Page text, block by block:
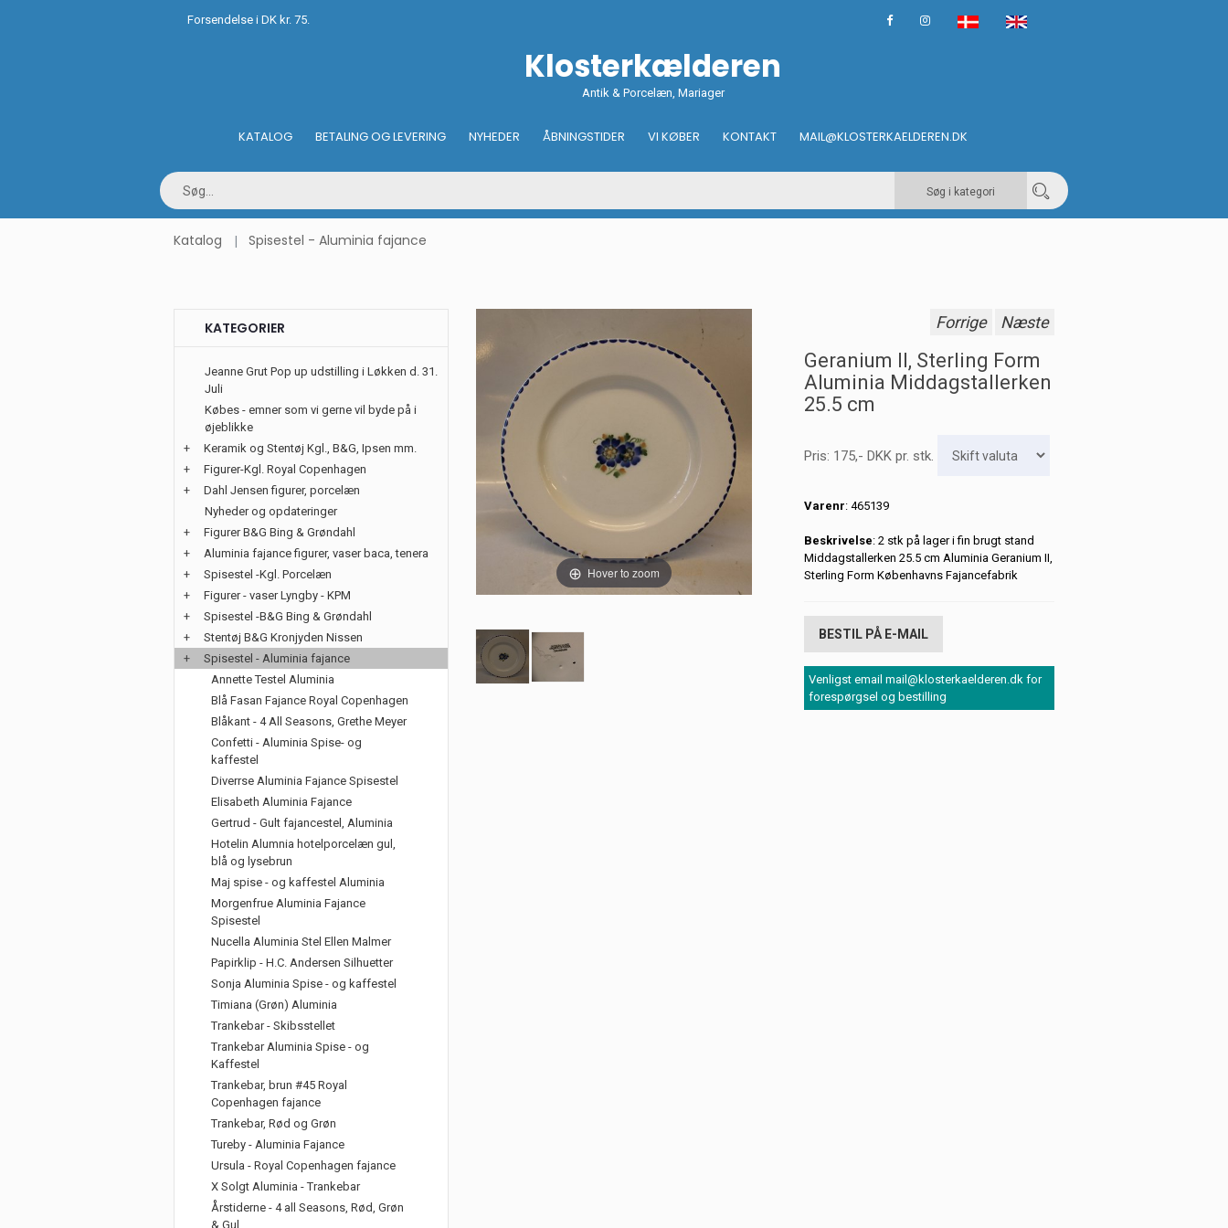
Forsendelse i DK kr. 75.
Klosterkælderen
Antik & Porcelæn, Mariager
KATALOG BETALING OG LEVERING NYHEDER ÅBNINGSTIDER VI KØBER KONTAKT MAIL@KLOSTERKAELDEREN.DK
Søg i kategori
Katalog Spisestel - Aluminia fajance
KATEGORIER
Jeanne Grut Pop up udstilling i Løkken d. 31.
Juli
Købes - emner som vi gerne vil byde på i
øjeblikke
+
Keramik og Stentøj Kgl., B&G, Ipsen mm.
+
Figurer-Kgl. Royal Copenhagen
+
Dahl Jensen figurer, porcelæn
Nyheder og opdateringer
+
Figurer B&G Bing & Grøndahl
+
Aluminia fajance figurer, vaser baca, tenera
+
Spisestel -Kgl. Porcelæn
+
Figurer - vaser Lyngby - KPM
+
Spisestel -B&G Bing & Grøndahl
+
Stentøj B&G Kronjyden Nissen
+
Spisestel - Aluminia fajance
Annette Testel Aluminia
Blå Fasan Fajance Royal Copenhagen
Blåkant - 4 All Seasons, Grethe Meyer
Confetti - Aluminia Spise- og
kaffestel
Diverrse Aluminia Fajance Spisestel
Elisabeth Aluminia Fajance
Gertrud - Gult fajancestel, Aluminia
Hotelin Alumnia hotelporcelæn gul,
blå og lysebrun
Maj spise - og kaffestel Aluminia
Morgenfrue Aluminia Fajance
Spisestel
Nucella Aluminia Stel Ellen Malmer
Papirklip - H.C. Andersen Silhuetter
Sonja Aluminia Spise - og kaffestel
Timiana (Grøn) Aluminia
Trankebar - Skibsstellet
Trankebar Aluminia Spise - og
Kaffestel
Trankebar, brun #45 Royal
Copenhagen fajance
Trankebar, Rød og Grøn
Tureby - Aluminia Fajance
Ursula - Royal Copenhagen fajance
X Solgt Aluminia - Trankebar
Årstiderne - 4 all Seasons, Rød, Grøn
& Gul
Hover to zoom
Forrige Næste
Geranium II, Sterling Form
Aluminia Middagstallerken
25.5 cm
Pris: 175,- DKKpr. stk.
Varenr: 465139
Beskrivelse: 2 stk på lager i fin brugt stand
Middagstallerken 25.5 cm Aluminia Geranium II,
Sterling Form Københavns Fajancefabrik
BESTIL PÅ E-MAIL
Venligst email mail@klosterkaelderen.dk for
forespørgsel og bestilling